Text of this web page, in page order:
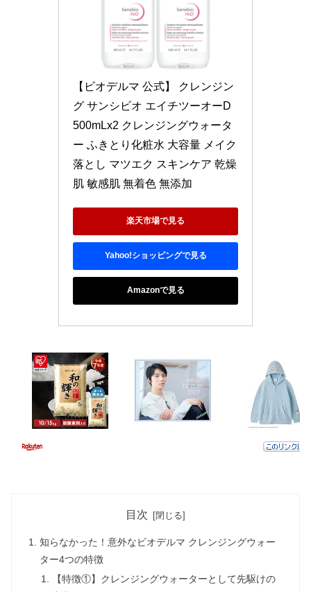
【ビオデルマ 公式】 クレンジン
グ サンシビオ エイチツーオーD
500mLx2 クレンジングウォータ
ー ふきとり化粧水 大容量 メイク
落とし マツエク スキンケア 乾燥
肌 敏感肌 無着色 無添加
楽天市場で見る
Yahoo!ショッピングで見る
Amazonで見る
目次
知らなかった！意外なビオデルマ クレンジングウォー
ター4つの特徴
【特徴①】クレンジングウォーターとして先駆けの